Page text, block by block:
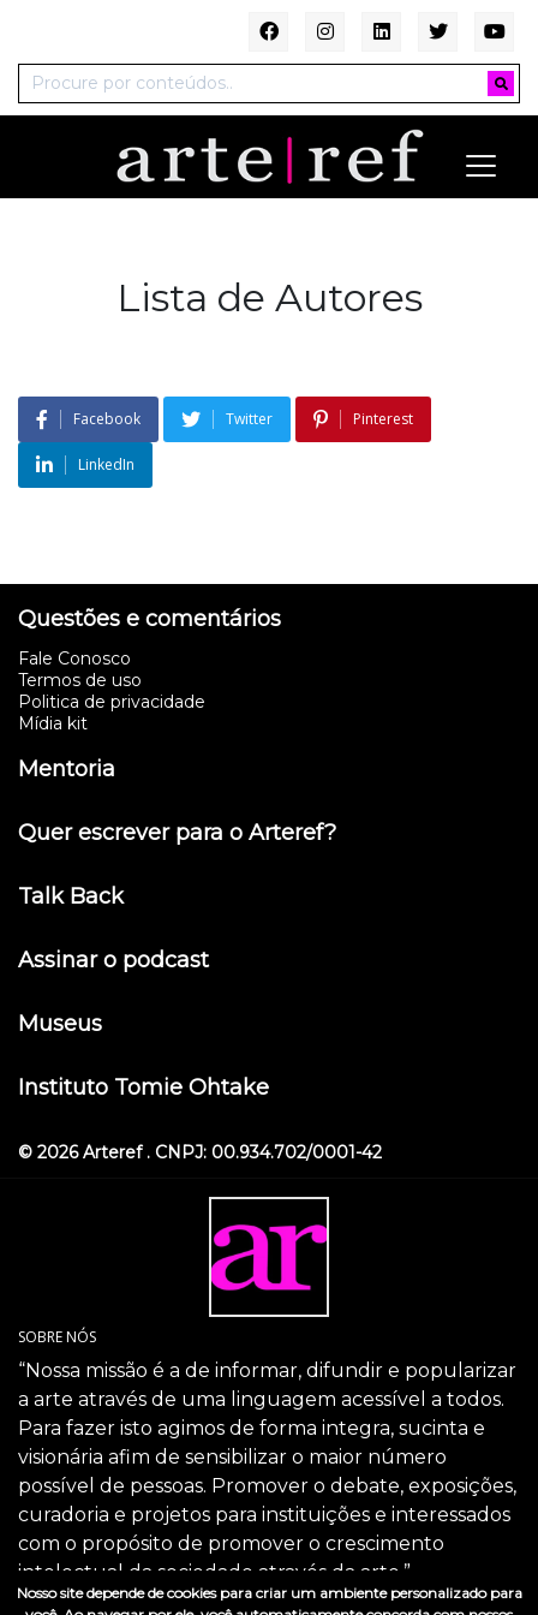
Lista de Autores
Facebook Twitter Pinterest
LinkedIn
Questões e comentários
Fale Conosco
Termos de uso
Politica de privacidade
Mídia kit
Mentoria
Quer escrever para o Arteref?
Talk Back
Assinar o podcast
Museus
Instituto Tomie Ohtake
© 2026 Arteref . CNPJ: 00.934.702/0001-42
SOBRE NÓS
“Nossa missão é a de informar, difundir e popularizar
a arte através de uma linguagem acessível a todos.
Para fazer isto agimos de forma integra, sucinta e
visionária afim de sensibilizar o maior número
possível de pessoas. Promover o debate, exposições,
curadoria e projetos para instituições e interessados
com o propósito de promover o crescimento
intelectual da sociedade através da arte.”
Nosso site depende de cookies para criar um ambiente personalizado para